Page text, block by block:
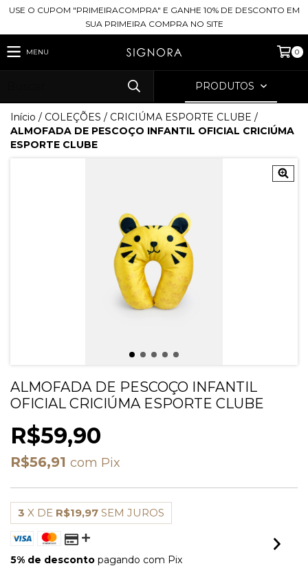
USE O CUPOM "PRIMEIRACOMPRA" E GANHE 10% DE DESCONTO EM
SUA PRIMEIRA COMPRA NO SITE
MENU 0
PRODUTOS
Início / COLEÇÕES / CRICIÚMA ESPORTE CLUBE /
ALMOFADA DE PESCOÇO INFANTIL OFICIAL CRICIÚMA
ESPORTE CLUBE
ALMOFADA DE PESCOÇO INFANTIL
OFICIAL CRICIÚMA ESPORTE CLUBE
R$59,90
R$56,91 com Pix
3 X DE R$19,97 SEM JUROS
5% de desconto pagando com Pix